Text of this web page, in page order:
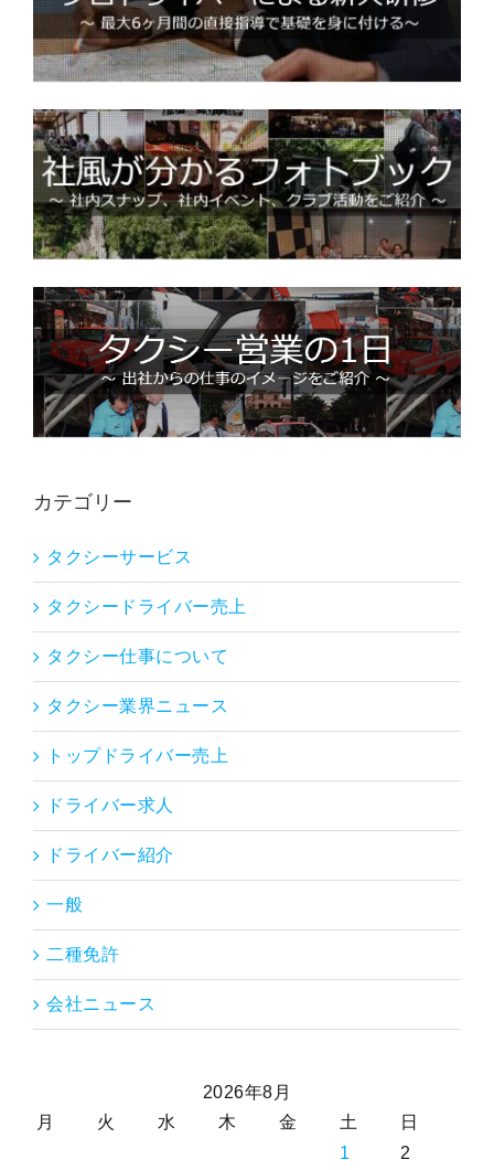
カテゴリー
タクシーサービス
タクシードライバー売上
タクシー仕事について
タクシー業界ニュース
トップドライバー売上
ドライバー求人
ドライバー紹介
一般
二種免許
会社ニュース
2026年8月
月
火 水 木 金 土
日
1
2